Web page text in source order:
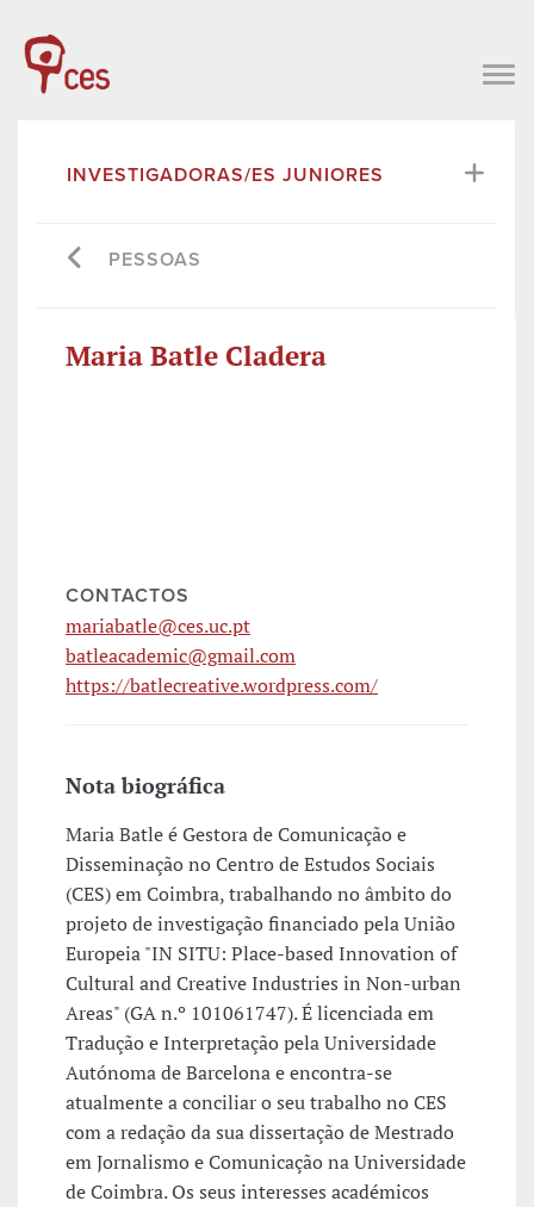
INVESTIGADORAS/ES JUNIORES
PESSOAS
Maria Batle Cladera
CONTACTOS
mariabatle@ces.uc.pt
batleacademic@gmail.com
https://batlecreative.wordpress.com/
Nota biográfica
Maria Batle é Gestora de Comunicação e
Disseminação no Centro de Estudos Sociais
(CES) em Coimbra, trabalhando no âmbito do
projeto de investigação financiado pela União
Europeia "IN SITU: Place-based Innovation of
Cultural and Creative Industries in Non-urban
Areas" (GA n.º 101061747). É licenciada em
Tradução e Interpretação pela Universidade
Autónoma de Barcelona e encontra-se
atualmente a conciliar o seu trabalho no CES
com a redação da sua dissertação de Mestrado
em Jornalismo e Comunicação na Universidade
de Coimbra. Os seus interesses académicos